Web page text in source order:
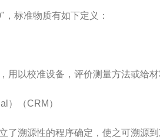
标准物质有如下定义：
以校准设备，评价测量方法或给材
（CRM）
溯源性的程序确定，使之可溯源到